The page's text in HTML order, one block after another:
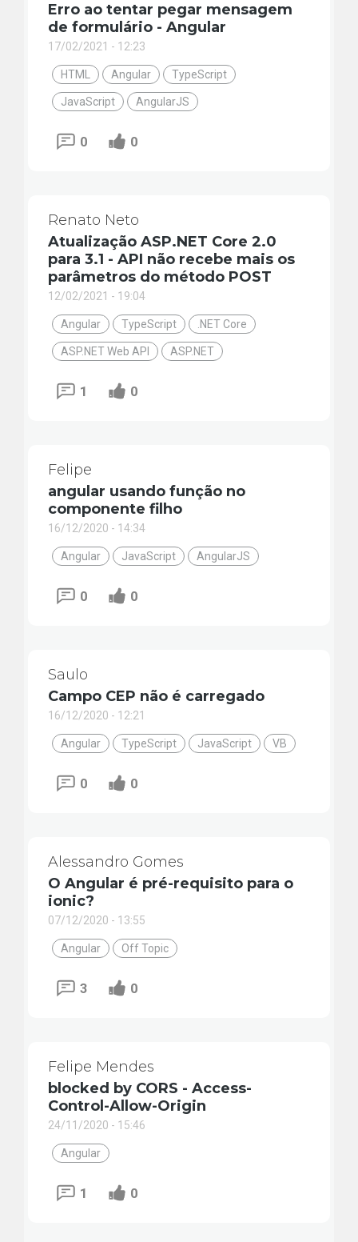
Erro ao tentar pegar mensagem
de formulário - Angular
17/02/2021 - 12:23
HTML Angular TypeScript
JavaScript AngularJS
0 0
Renato Neto
Atualização ASP.NET Core 2.0
para 3.1 - API não recebe mais os
parâmetros do método POST
12/02/2021 - 19:04
Angular TypeScript .NET Core
ASP.NET Web API ASP.NET
1 0
Felipe
angular usando função no
componente filho
16/12/2020 - 14:34
Angular JavaScript AngularJS
0 0
Saulo
Campo CEP não é carregado
16/12/2020 - 12:21
Angular TypeScript JavaScript VB
0 0
Alessandro Gomes
O Angular é pré-requisito para o
ionic?
07/12/2020 - 13:55
Angular Off Topic
3 0
Felipe Mendes
blocked by CORS - Access-
Control-Allow-Origin
24/11/2020 - 15:46
Angular
1 0